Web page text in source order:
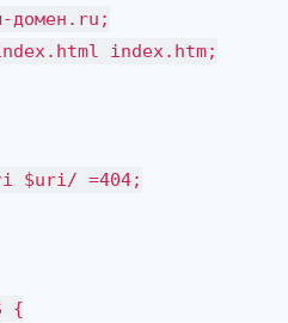
index.htm;
=404;
{